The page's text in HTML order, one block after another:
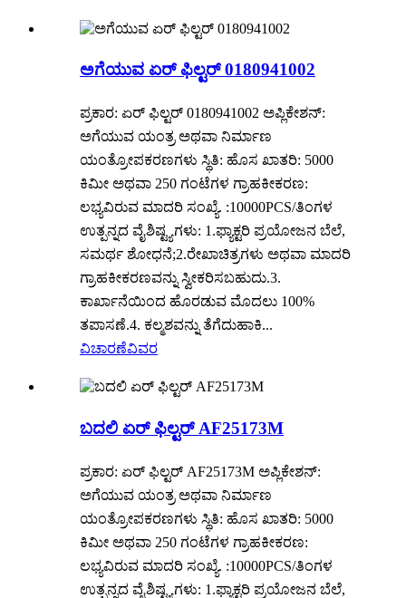
ಅಗೆಯುವ ಏರ್ ಫಿಲ್ಟರ್ 0180941002
ಪ್ರಕಾರ: ಏರ್ ಫಿಲ್ಟರ್ 0180941002 ಅಪ್ಲಿಕೇಶನ್:
ಅಗೆಯುವ ಯಂತ್ರ ಅಥವಾ ನಿರ್ಮಾಣ
ಯಂತ್ರೋಪಕರಣಗಳು ಸ್ಥಿತಿ: ಹೊಸ ಖಾತರಿ: 5000
ಕಿಮೀ ಅಥವಾ 250 ಗಂಟೆಗಳ ಗ್ರಾಹಕೀಕರಣ:
ಲಭ್ಯವಿರುವ ಮಾದರಿ ಸಂಖ್ಯೆ. :10000PCS/ತಿಂಗಳ
ಉತ್ಪನ್ನದ ವೈಶಿಷ್ಟ್ಯಗಳು: 1.ಫ್ಯಾಕ್ಟರಿ ಪ್ರಯೋಜನ ಬೆಲೆ,
ಸಮರ್ಥ ಶೋಧನೆ;2.ರೇಖಾಚಿತ್ರಗಳು ಅಥವಾ ಮಾದರಿ
ಗ್ರಾಹಕೀಕರಣವನ್ನು ಸ್ವೀಕರಿಸಬಹುದು.3.
ಕಾರ್ಖಾನೆಯಿಂದ ಹೊರಡುವ ಮೊದಲು 100%
ತಪಾಸಣೆ.4. ಕಲ್ಮಶವನ್ನು ತೆಗೆದುಹಾಕಿ...
ವಿಚಾರಣೆವಿವರ
ಬದಲಿ ಏರ್ ಫಿಲ್ಟರ್ AF25173M
ಪ್ರಕಾರ: ಏರ್ ಫಿಲ್ಟರ್ AF25173M ಅಪ್ಲಿಕೇಶನ್:
ಅಗೆಯುವ ಯಂತ್ರ ಅಥವಾ ನಿರ್ಮಾಣ
ಯಂತ್ರೋಪಕರಣಗಳು ಸ್ಥಿತಿ: ಹೊಸ ಖಾತರಿ: 5000
ಕಿಮೀ ಅಥವಾ 250 ಗಂಟೆಗಳ ಗ್ರಾಹಕೀಕರಣ:
ಲಭ್ಯವಿರುವ ಮಾದರಿ ಸಂಖ್ಯೆ. :10000PCS/ತಿಂಗಳ
ಉತ್ಪನ್ನದ ವೈಶಿಷ್ಟ್ಯಗಳು: 1.ಫ್ಯಾಕ್ಟರಿ ಪ್ರಯೋಜನ ಬೆಲೆ,